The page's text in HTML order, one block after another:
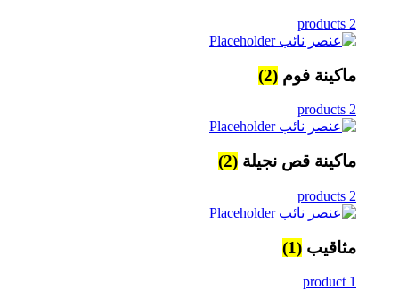
2 products
ماكينة فوم (2)
2 products
ماكينة قص نجيلة (2)
2 products
مثاقيب (1)
1 product